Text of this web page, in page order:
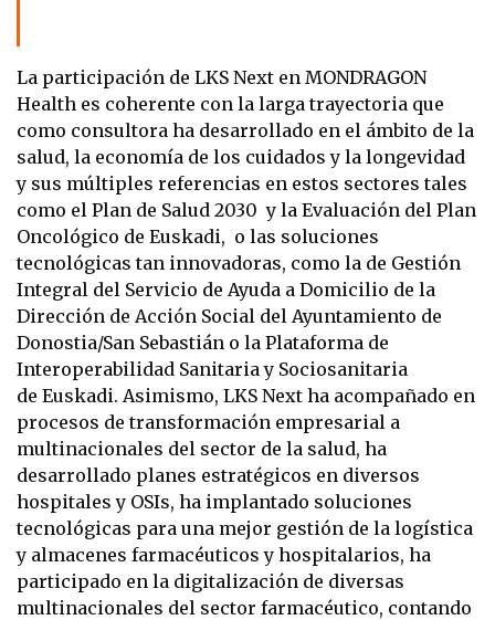
La participación de LKS Next en MONDRAGON
Health es coherente con la larga trayectoria que
como consultora ha desarrollado en el ámbito de la
salud, la economía de los cuidados y la longevidad
y sus múltiples referencias en estos sectores tales
como el Plan de Salud 2030 y la Evaluación del Plan
Oncológico de Euskadi, o las soluciones
tecnológicas tan innovadoras, como la de Gestión
Integral del Servicio de Ayuda a Domicilio de la
Dirección de Acción Social del Ayuntamiento de
Donostia/San Sebastián o la Plataforma de
Interoperabilidad Sanitaria y Sociosanitaria
de Euskadi. Asimismo, LKS Next ha acompañado en
procesos de transformación empresarial a
multinacionales del sector de la salud, ha
desarrollado planes estratégicos en diversos
hospitales y OSIs, ha implantado soluciones
tecnológicas para una mejor gestión de la logística
y almacenes farmacéuticos y hospitalarios, ha
participado en la digitalización de diversas
multinacionales del sector farmacéutico, contando